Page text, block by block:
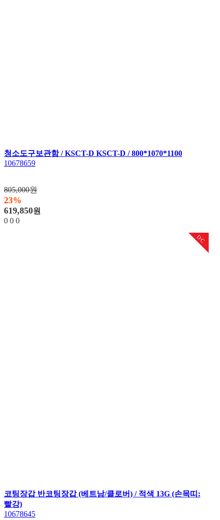
청소도구보관함 / KSCT-D KSCT-D / 800*1070*1100
10678659
805,000원
23%
619,850원
0 0 0
DC
코팅장갑 반코팅장갑 (베트남/클로버) / 적색 13G (손목띠:
빨강)
10678645